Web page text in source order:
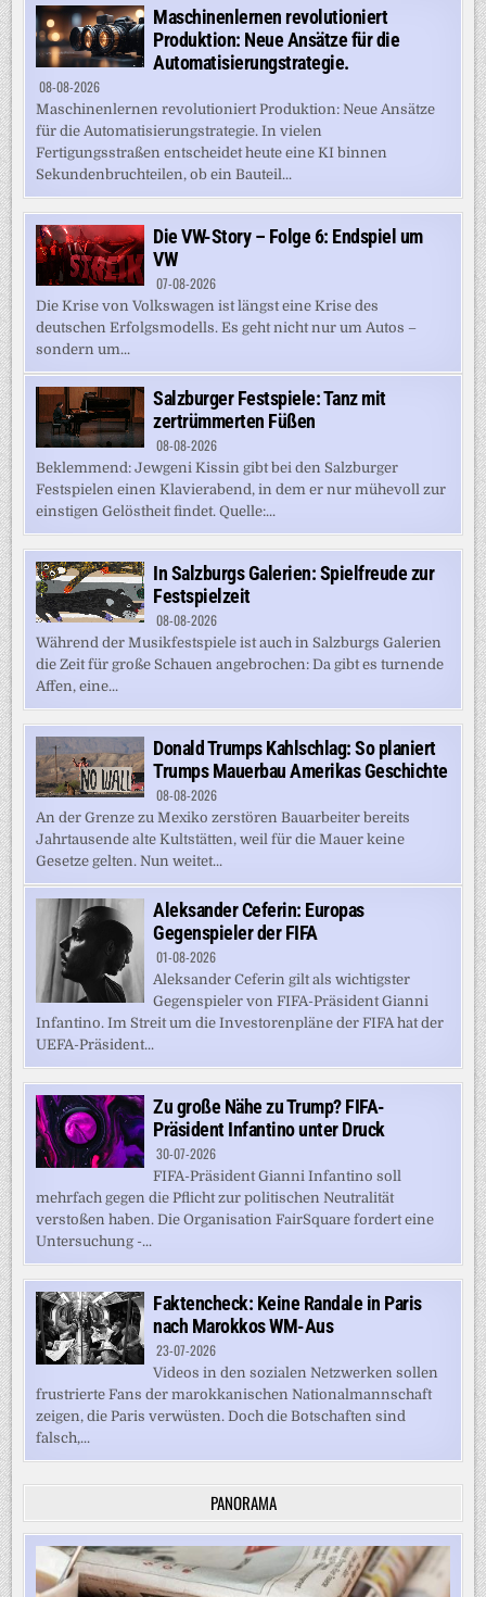
Maschinenlernen revolutioniert
Produktion: Neue Ansätze für die
Automatisierungstrategie.
08-08-2026
Maschinenlernen revolutioniert Produktion: Neue Ansätze
für die Automatisierungstrategie. In vielen
Fertigungsstraßen entscheidet heute eine KI binnen
Sekundenbruchteilen, ob ein Bauteil...
Die VW-Story – Folge 6: Endspiel um
VW
07-08-2026
Die Krise von Volkswagen ist längst eine Krise des
deutschen Erfolgsmodells. Es geht nicht nur um Autos –
sondern um...
Salzburger Festspiele: Tanz mit
zertrümmerten Füßen
08-08-2026
Beklemmend: Jewgeni Kissin gibt bei den Salzburger
Festspielen einen Klavierabend, in dem er nur mühevoll zur
einstigen Gelöstheit findet. Quelle:...
In Salzburgs Galerien: Spielfreude zur
Festspielzeit
08-08-2026
Während der Musikfestspiele ist auch in Salzburgs Galerien
die Zeit für große Schauen angebrochen: Da gibt es turnende
Affen, eine...
Donald Trumps Kahlschlag: So planiert
Trumps Mauerbau Amerikas Geschichte
08-08-2026
An der Grenze zu Mexiko zerstören Bauarbeiter bereits
Jahrtausende alte Kultstätten, weil für die Mauer keine
Gesetze gelten. Nun weitet...
Aleksander Ceferin: Europas
Gegenspieler der FIFA
01-08-2026
Aleksander Ceferin gilt als wichtigster
Gegenspieler von FIFA-Präsident Gianni
Infantino. Im Streit um die Investorenpläne der FIFA hat der
UEFA-Präsident...
Zu große Nähe zu Trump? FIFA-
Präsident Infantino unter Druck
30-07-2026
FIFA-Präsident Gianni Infantino soll
mehrfach gegen die Pflicht zur politischen Neutralität
verstoßen haben. Die Organisation FairSquare fordert eine
Untersuchung -...
Faktencheck: Keine Randale in Paris
nach Marokkos WM-Aus
23-07-2026
Videos in den sozialen Netzwerken sollen
frustrierte Fans der marokkanischen Nationalmannschaft
zeigen, die Paris verwüsten. Doch die Botschaften sind
falsch,...
PANORAMA